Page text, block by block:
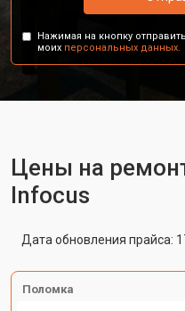
Нажимая на кнопку
моих персональных данных.
Цены на
Infocus
Дата обновления прайса:
Поломка